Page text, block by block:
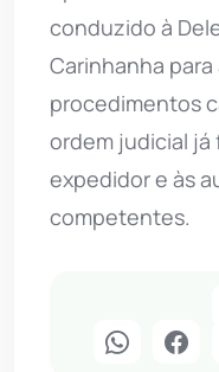
conduzido à
Carinhanha
procedimentos
ordem judicial já
expedidor e às
competentes.